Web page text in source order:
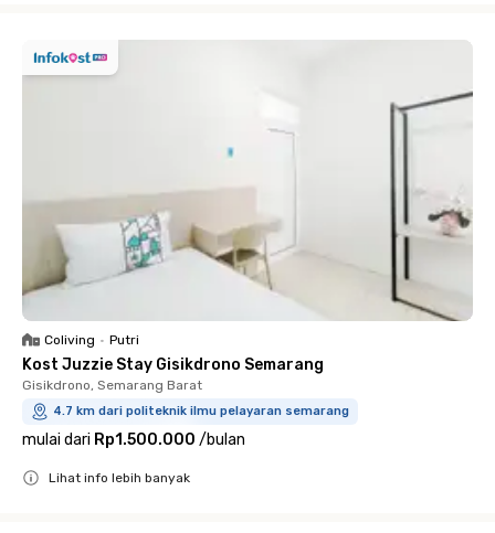
Coliving • Putri
Kost Juzzie Stay Gisikdrono Semarang
Gisikdrono, Semarang Barat
4.7 km dari politeknik ilmu pelayaran semarang
mulai dari Rp1.500.000 /bulan
Lihat info lebih banyak